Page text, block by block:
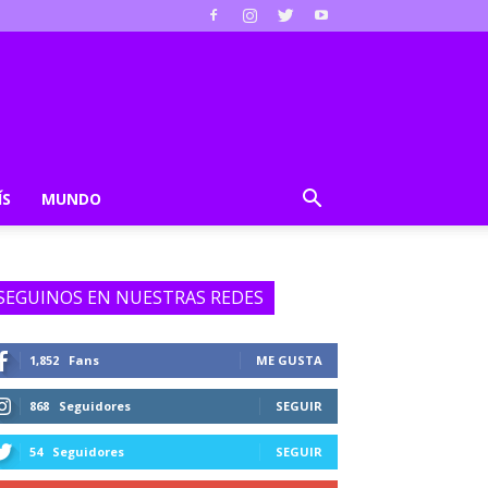
MUNDO
EN NUESTRAS REDES
1,852 Fans ME GUSTA
868 Seguidores SEGUIR
54 Seguidores SEGUIR